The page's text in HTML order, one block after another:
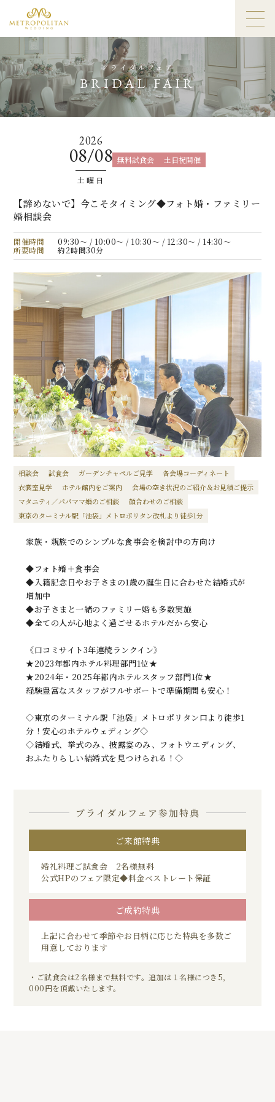
ブライダルフェア
BRIDAL FAIR
2026
08/08
土曜日
無料試食会 土日祝開催
【諦めないで】今こそタイミング◆フォト婚・ファミリー
婚相談会
開催時間
09:30〜 / 10:00〜 / 10:30〜 / 12:30〜 / 14:30〜
所要時間
約2時間30分
相談会 試食会 ガーデンチャペルご見学
各会場コーディネート
衣裳室見学
ホテル館内をご案内
会場の空き状況のご紹介＆お見積ご提示
マタニティ／パパママ婚のご相談
顔合わせのご相談
東京のターミナル駅「池袋」メトロポリタン改札より徒歩1分
家族・親族でのシンプルな食事会を検討中の方向け
◆フォト婚＋食事会
◆入籍記念日やお子さまの1歳の誕生日に合わせた結婚式が
増加中
◆お子さまと一緒のファミリー婚も多数実施
◆全ての人が心地よく過ごせるホテルだから安心
《口コミサイト3年連続ランクイン》
★2023年都内ホテル料理部門1位★
★2024年・2025年都内ホテルスタッフ部門1位★
経験豊富なスタッフがフルサポートで準備期間も安心！
◇東京のターミナル駅「池袋」メトロポリタン口より徒歩1
分！安心のホテルウェディング◇
◇結婚式、挙式のみ、披露宴のみ、フォトウエディング、
おふたりらしい結婚式を見つけられる！◇
ブライダルフェア参加特典
ご来館特典
婚礼料理ご試食会 2名様無料
公式HPのフェア限定◆料金ベストレート保証
ご成約特典
上記に合わせて季節やお日柄に応じた特典を多数ご
用意しております
・ご試食会は2名様まで無料です。追加は１名様につき5，
000円を頂戴いたします。